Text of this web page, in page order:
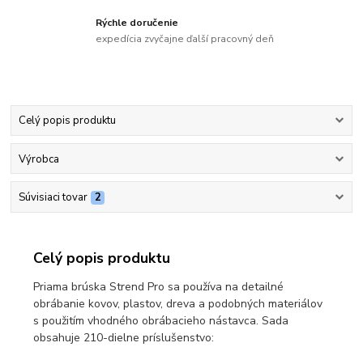
Rýchle doručenie
expedícia zvyčajne ďalší pracovný deň
Celý popis produktu
Výrobca
Súvisiaci tovar 2
Celý popis produktu
Priama brúska Strend Pro sa používa na detailné
obrábanie kovov, plastov, dreva a podobných materiálov
s použitím vhodného obrábacieho nástavca. Sada
obsahuje 210-dielne príslušenstvo: